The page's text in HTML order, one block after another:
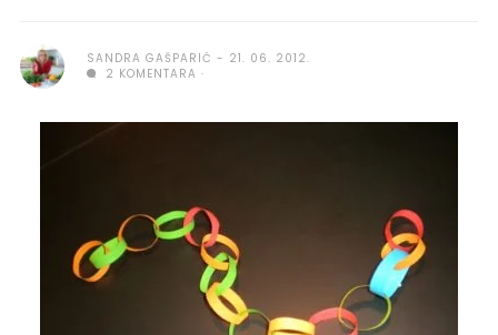
SANDRA GAŠPARIĆ
21. 06. 2012.
2 KOMENTARA